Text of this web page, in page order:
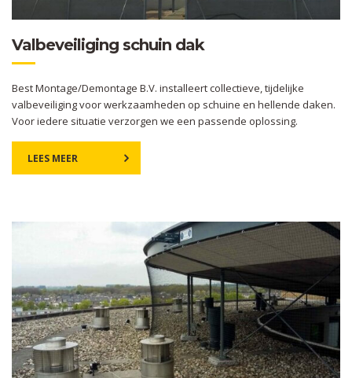
Valbeveiliging schuin dak
Best Montage/Demontage B.V. installeert collectieve, tijdelijke
valbeveiliging voor werkzaamheden op schuine en hellende daken.
Voor iedere situatie verzorgen we een passende oplossing.
LEES MEER